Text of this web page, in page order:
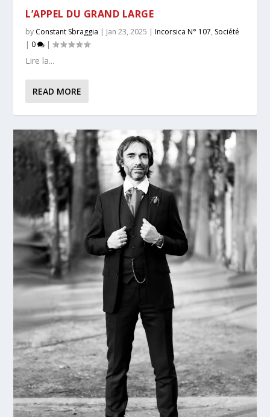
L’APPEL DU GRAND LARGE
by Constant Sbraggia | Jan 23, 2025 |Incorsica N° 107, Société
| 0 |
Lire la...
READ MORE